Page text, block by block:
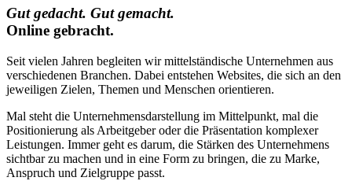
Gut gedacht. Gut gemacht.
Online gebracht.
Seit vielen Jahren begleiten wir mittelständische Unternehmen aus
verschiedenen Branchen. Dabei entstehen Websites, die sich an den
jeweiligen Zielen, Themen und Menschen orientieren.
Mal steht die Unternehmensdarstellung im Mittelpunkt, mal die
Positionierung als Arbeitgeber oder die Präsentation komplexer
Leistungen. Immer geht es darum, die Stärken des Unternehmens
sichtbar zu machen und in eine Form zu bringen, die zu Marke,
Anspruch und Zielgruppe passt.